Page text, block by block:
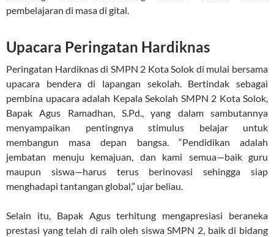
pembelajaran di masa di gital.
Upacara Peringatan Hardiknas
Peringatan Hardiknas di SMPN 2 Kota Solok di mulai bersama
upacara bendera di lapangan sekolah. Bertindak sebagai
pembina upacara adalah Kepala Sekolah SMPN 2 Kota Solok,
Bapak Agus Ramadhan, S.Pd., yang dalam sambutannya
menyampaikan pentingnya stimulus belajar untuk
membangun masa depan bangsa. “Pendidikan adalah
jembatan menuju kemajuan, dan kami semua—baik guru
maupun siswa—harus terus berinovasi sehingga siap
menghadapi tantangan global,” ujar beliau.
Selain itu, Bapak Agus terhitung mengapresiasi beraneka
prestasi yang telah di raih oleh siswa SMPN 2, baik di bidang